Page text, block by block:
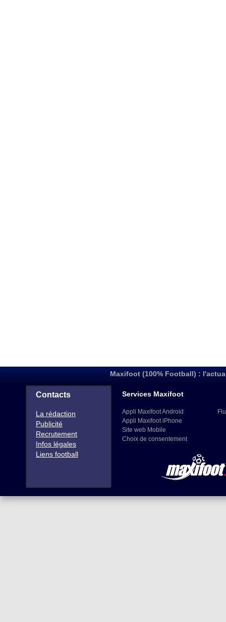
Maxifoot (100% Football) :
Contacts
La rédaction
Publicité
Recrutement
Infos légales
Liens football
Services Maxifoot
Appli Maxifoot Android
Appli Maxifoot iPhone
Site web Mobile
Choix de consentement